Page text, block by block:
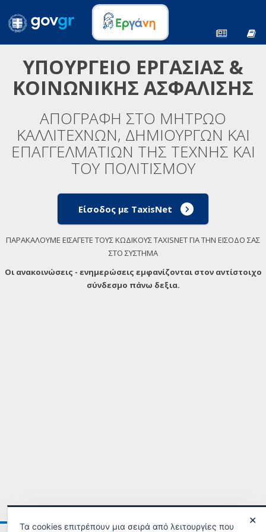
ΥΠΟΥΡΓΕΙΟ ΕΡΓΑΣΙΑΣ &
ΚΟΙΝΩΝΙΚΗΣ ΑΣΦΑΛΙΣΗΣ
ΑΠΟΓΡΑΦΗ ΣΤΟ ΜΗΤΡΩΟ
ΚΑΛΛΙΤΕΧΝΩΝ, ΔΗΜΙΟΥΡΓΩΝ ΚΑΙ
ΕΠΑΓΓΕΛΜΑΤΙΩΝ ΤΗΣ ΤΕΧΝΗΣ ΚΑΙ
ΤΟΥ ΠΟΛΙΤΙΣΜΟΥ
Είσοδος με TaxisNet
ΠΑΡΑΚΑΛΟΥΜΕ ΕΙΣΑΓΕΤΕ ΤΟΥΣ ΚΩΔΙΚΟΥΣ TAXISNET ΓΙΑ ΤΗΝ ΕΙΣΟΔΟ ΣΑΣ
ΣΤΟ ΣΥΣΤΗΜΑ
Οι ανακοινώσεις - ενημερώσεις εμφανίζονται στον αντίστοιχο
σύνδεσμο πάνω δεξια.
✕
Τα cookies επιτρέπουν μια σειρά από λειτουργίες που